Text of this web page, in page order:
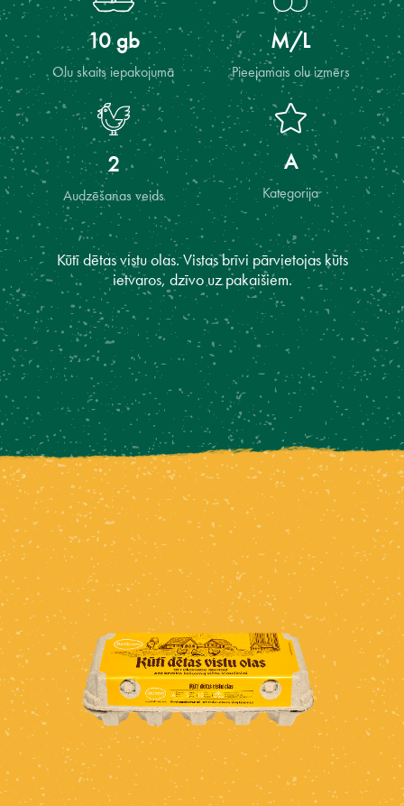
10 gb
Olu skaits iepakojumā
M/L
Pieejamais olu izmērs
2
Audzēšanas veids
A
Kategorija
Kūtī dētas vistu olas. Vistas brīvi pārvietojas kūts
ietvaros, dzīvo uz pakaišiem.